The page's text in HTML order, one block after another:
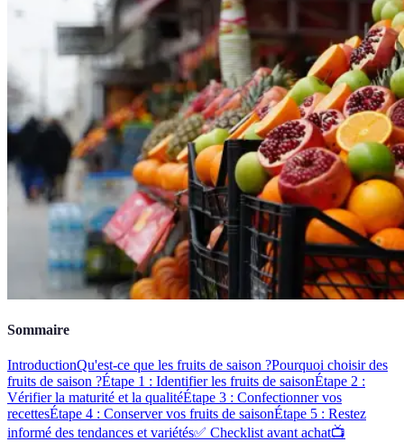
Sommaire
IntroductionQu'est-ce que les fruits de saison ?Pourquoi choisir des
fruits de saison ?Étape 1 : Identifier les fruits de saisonÉtape 2 :
Vérifier la maturité et la qualitéÉtape 3 : Confectionner vos
recettesÉtape 4 : Conserver vos fruits de saisonÉtape 5 : Restez
informé des tendances et variétés✅ Checklist avant achat📺